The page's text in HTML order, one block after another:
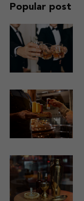
Popular post